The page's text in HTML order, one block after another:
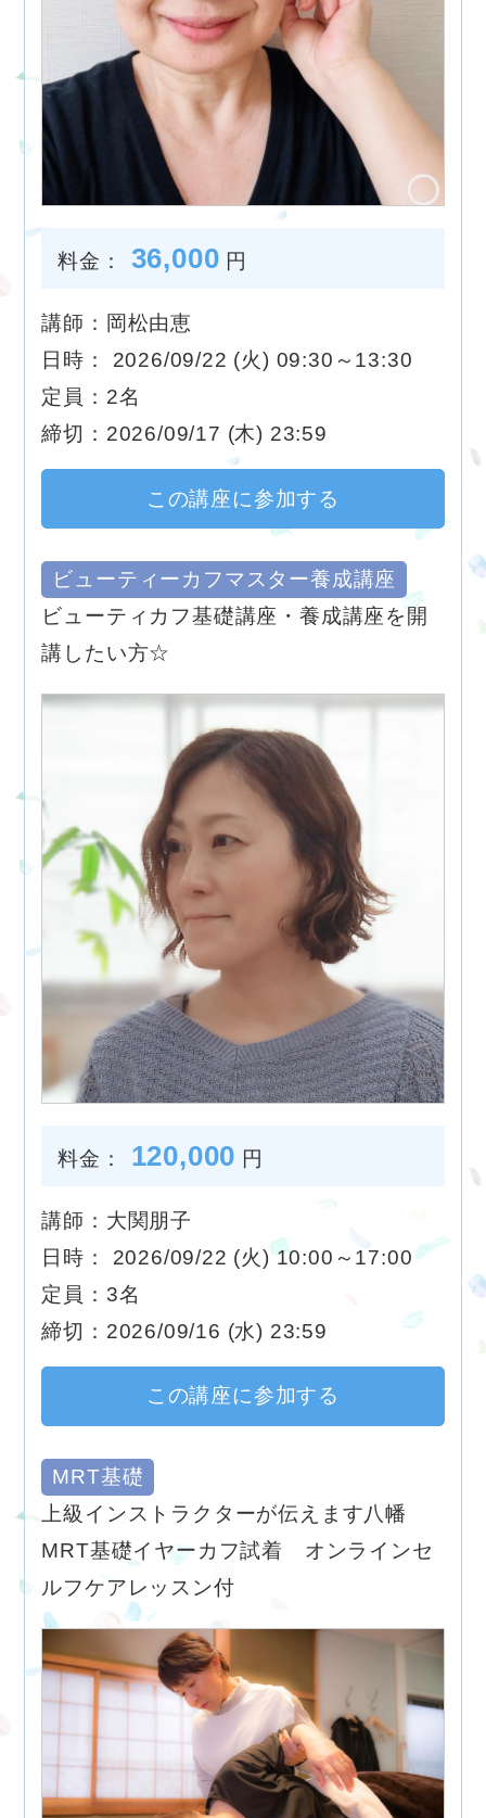
料金： 36,000 円
講師：岡松由恵
日時： 2026/09/22 (火) 09:30～13:30
定員：2名
締切：2026/09/17 (木) 23:59
この講座に参加する
ビューティーカフマスター養成講座
ビューティカフ基礎講座・養成講座を開
講したい方☆
料金： 120,000 円
講師：大関朋子
日時： 2026/09/22 (火) 10:00～17:00
定員：3名
締切：2026/09/16 (水) 23:59
この講座に参加する
MRT基礎
上級インストラクターが伝えます八幡
MRT基礎イヤーカフ試着 オンラインセ
ルフケアレッスン付